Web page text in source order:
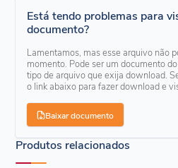
Está tendo problemas para
documento?
Lamentamos, mas esse arquivo não
momento. Pode ser um documento
tipo de arquivo que exija download.
o link abaixo para fazer download e
Baixar documento
Produtos relacionados